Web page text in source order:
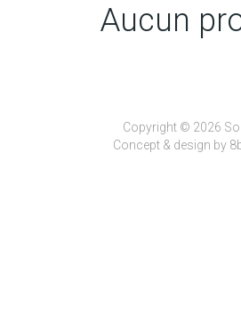
Aucun
Copyright © 2026
Concept & design by